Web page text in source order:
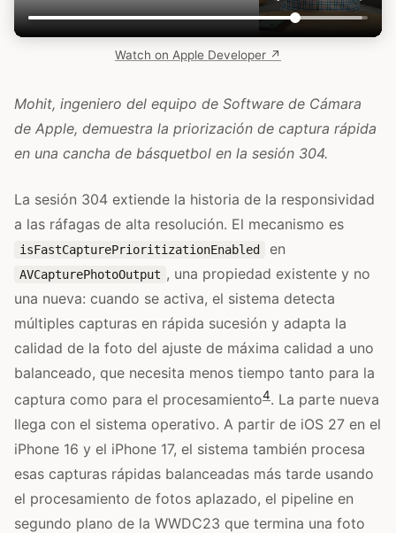
Watch on Apple Developer ↗
Mohit, ingeniero del equipo de Software de Cámara
de Apple, demuestra la priorización de captura rápida
en una cancha de básquetbol en la sesión 304.
La sesión 304 extiende la historia de la responsividad
a las ráfagas de alta resolución. El mecanismo es
isFastCapturePrioritizationEnabled en
AVCapturePhotoOutput , una propiedad existente y no
una nueva: cuando se activa, el sistema detecta
múltiples capturas en rápida sucesión y adapta la
calidad de la foto del ajuste de máxima calidad a uno
balanceado, que necesita menos tiempo tanto para la
captura como para el procesamiento4. La parte nueva
llega con el sistema operativo. A partir de iOS 27 en el
iPhone 16 y el iPhone 17, el sistema también procesa
esas capturas rápidas balanceadas más tarde usando
el procesamiento de fotos aplazado, el pipeline en
segundo plano de la WWDC23 que termina una foto